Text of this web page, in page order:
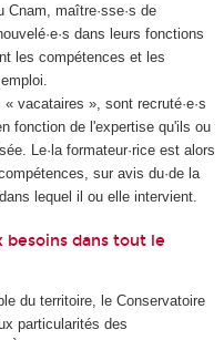
Cnam, maître·sse·s de
dans leurs fonctions
les compétences et les
vacataires », sont recruté·e·s
fonction de l'expertise qu'ils ou
Le·la formateur·rice est alors
sur avis du·de la
lequel il ou elle intervient.
besoins dans tout le
du territoire, le Conservatoire
particularités des